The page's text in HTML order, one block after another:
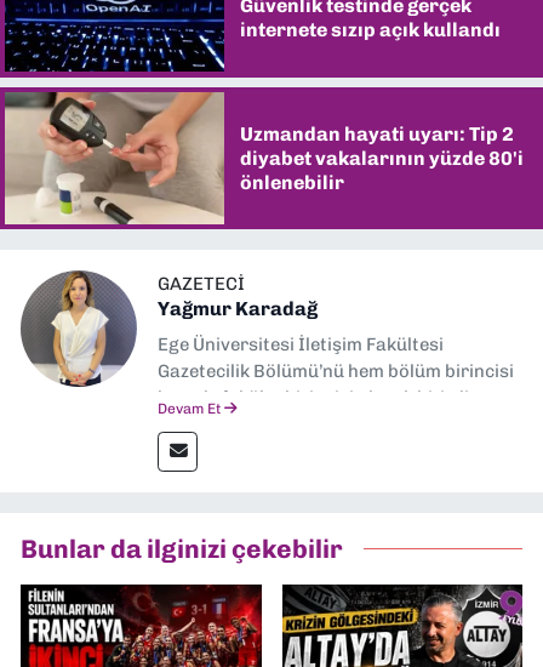
Güvenlik testinde gerçek
internete sızıp açık kullandı
Uzmandan hayati uyarı: Tip 2
diyabet vakalarının yüzde 80'i
önlenebilir
GAZETECI
Yağmur Karadağ
Ege Üniversitesi İletişim Fakültesi
Gazetecilik Bölümü’nü hem bölüm birincisi
hem de fakülte birincisi olarak bitirdim.
İletişim” üzerine yüksek lisans eğitimimi
tamamladım. Halen aynı anabilim dalında
Müdürü” olarak görev almaktayım. Hak
odaklı haberciliğe dair çalışmalar
yapıyorum
Devam Et
Bunlar da ilginizi çekebilir